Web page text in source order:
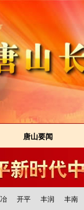
唐山要闻
开平 丰润 丰南